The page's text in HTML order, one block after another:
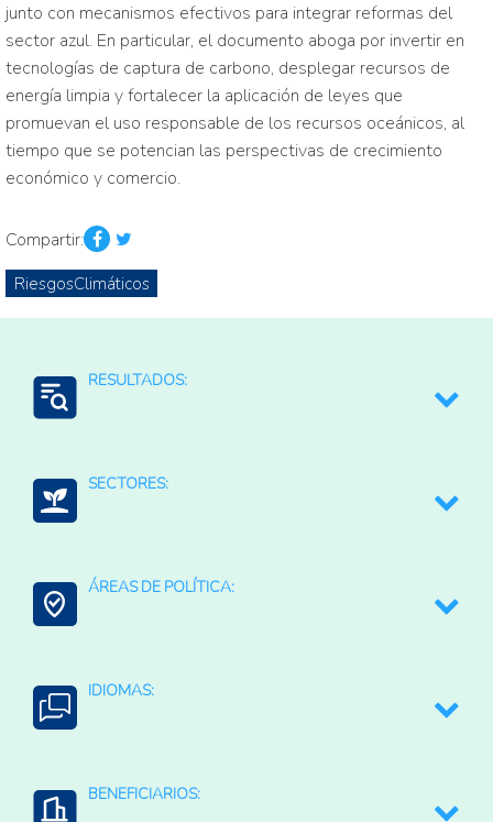
junto con mecanismos efectivos para integrar reformas del
sector azul. En particular, el documento aboga por invertir en
tecnologías de captura de carbono, desplegar recursos de
energía limpia y fortalecer la aplicación de leyes que
promuevan el uso responsable de los recursos oceánicos, al
tiempo que se potencian las perspectivas de crecimiento
económico y comercio.
Compartir:
RiesgosClimáticos
RESULTADOS:
SECTORES:
ÁREAS DE POLÍTICA:
IDIOMAS:
BENEFICIARIOS: